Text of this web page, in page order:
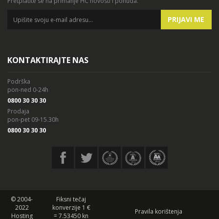
PRIJAVI ME
KONTAKTIRAJTE NAS
Podrška
pon-ned 0-24h
0800 30 30 30
Prodaja
pon-pet 09-15.30h
0800 30 30 30
© 2004-
2022
Hosting
Fiksni tečaj
konverzije 1 €
= 7.53450 kn
Pravila korištenja